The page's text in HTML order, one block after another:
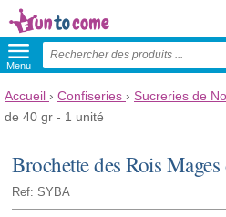
Menu
Accueil › Confiseries › Sucreries de
de 40 gr - 1 unité
Brochette des Rois
Ref: SYBA